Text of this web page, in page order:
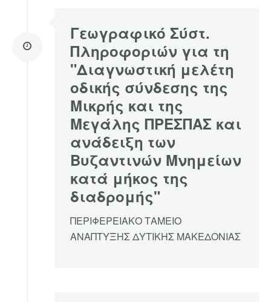
Γεωγραφικό Σύστ.
Πληροφοριών για τη
"Διαγνωστική μελέτη
οδικής σύνδεσης της
Μικρής και της
Μεγάλης ΠΡΕΣΠΑΣ και
ανάδειξη των
Βυζαντινών Μνημείων
κατά μήκος της
διαδρομής"
ΠΕΡΙΦΕΡΕΙΑΚΟ ΤΑΜΕΙΟ
ΑΝΑΠΤΥΞΗΣ ΔΥΤΙΚΗΣ ΜΑΚΕΔΟΝΙΑΣ